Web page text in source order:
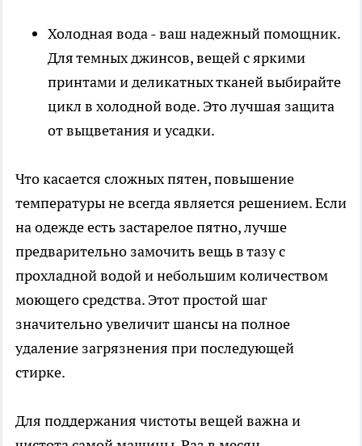
Холодная вода - ваш надежный помощник.
Для темных джинсов, вещей с яркими
принтами и деликатных тканей выбирайте
цикл в холодной воде. Это лучшая защита
от выцветания и усадки.
Что касается сложных пятен, повышение
температуры не всегда является решением. Если
на одежде есть застарелое пятно, лучше
предварительно замочить вещь в тазу с
прохладной водой и небольшим количеством
моющего средства. Этот простой шаг
значительно увеличит шансы на полное
удаление загрязнения при последующей
стирке.
Для поддержания чистоты вещей важна и